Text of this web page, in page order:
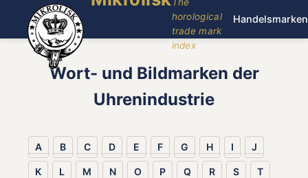
horological
trade mark
index
Handelsmarken
Wort- und Bildmarken der
Uhrenindustrie
A B C D E F G H I J
K L M N O P Q R S T